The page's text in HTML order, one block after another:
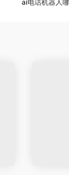
ai电话机器人